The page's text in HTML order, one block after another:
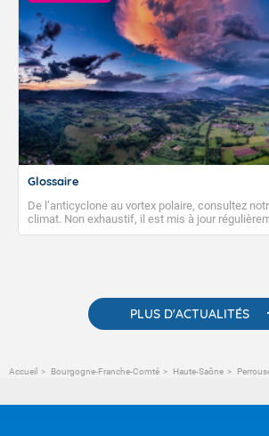
Glossaire
De l’anticyclone au vortex polaire, consultez
climat. Non exhaustif, il est mis à jour
publications. Vous y trouverez également des
PLUS D'ACTUALITÉS
Accueil Bourgogne-Franche-Comté Haute-Saône